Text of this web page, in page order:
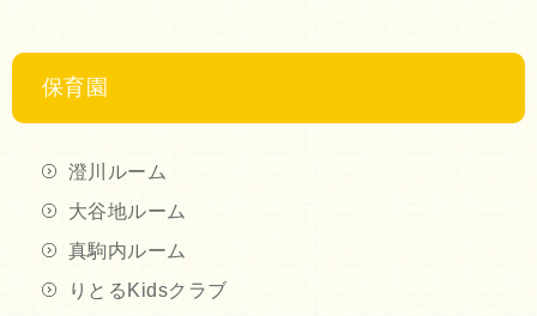
保育園
澄川ルーム
大谷地ルーム
真駒内ルーム
りとるKidsクラブ